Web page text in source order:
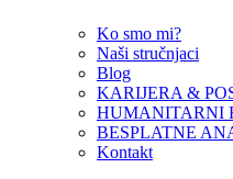
Ko smo mi?
Naši stručnjaci
Blog
KARIJERA &
HUMANITARNI
BESPLATNE
Kontakt